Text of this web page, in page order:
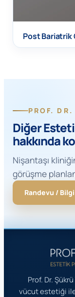
Post Bariatrik
PROF.
Diğer
hakkında
Nişantaşı
görüşme
Randevu /
Prof. Dr.
vücut estetiği